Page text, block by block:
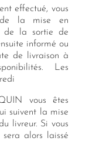
effectué, vous
de la mise en
de la sortie de
informé ou
de livraison à
Les
vous êtes
suivent la mise
livreur. Si vous
alors laissé